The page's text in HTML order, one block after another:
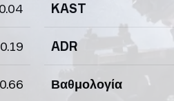
0.04 KAST
0.19 ADR
0.66 Βαθμολογία